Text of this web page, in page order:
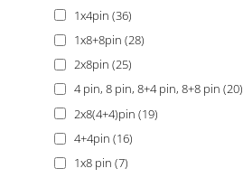
1x4pin (36)
1x8+8pin (28)
2x8pin (25)
4 pin, 8 pin, 8+4 pin, 8+8 pin (20)
2x8(4+4)pin (19)
4+4pin (16)
1x8 pin (7)